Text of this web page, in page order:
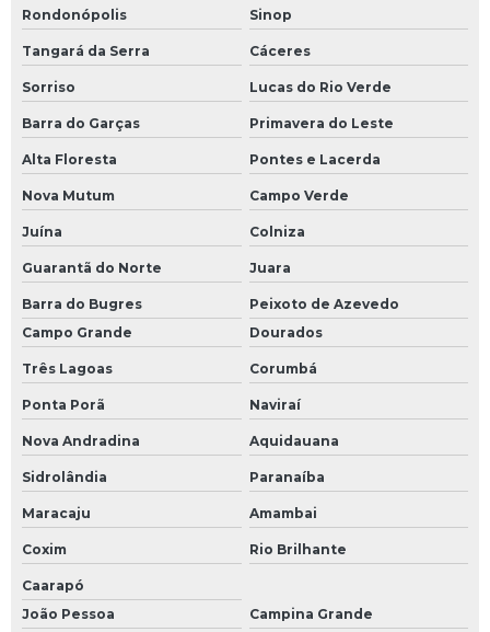
Rondonópolis Sinop
Tangará da Serra Cáceres
Sorriso Lucas do Rio Verde
Barra do Garças Primavera do Leste
Alta Floresta Pontes e Lacerda
Nova Mutum Campo Verde
Juína Colniza
Guarantã do Norte Juara
Barra do Bugres
Peixoto de Azevedo
Campo Grande
Dourados
Três Lagoas Corumbá
Ponta Porã Naviraí
Nova Andradina Aquidauana
Sidrolândia Paranaíba
Maracaju Amambai
Coxim Rio Brilhante
Caarapó
João Pessoa
Campina Grande